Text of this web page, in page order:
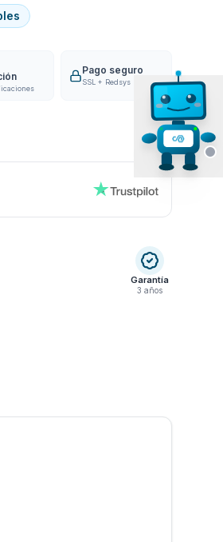
Pago seguro
SSL + Redsys
Garantía
3 años